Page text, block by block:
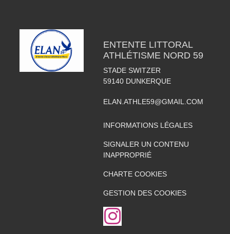
ENTENTE LITTORAL
ATHLÉTISME NORD 59
STADE SWITZER
59140 DUNKERQUE
ELAN.ATHLE59@GMAIL.COM
INFORMATIONS LÉGALES
SIGNALER UN CONTENU
INAPPROPRIÉ
CHARTE COOKIES
GESTION DES COOKIES